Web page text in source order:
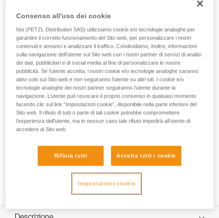
durante il lavoro in quota. Il suo punto di collegamento
ergonomico consente un rapido aggancio e sgancio, per
manovre facilitate.
HOW TO Use our solutions for dropped tool
prevention
Consenso all'uso dei cookie
Noi (PETZL Distribution SAS) utilizziamo cookie e/o tecnologie analoghe per
garantire il corretto funzionamento del Sito web, per personalizzare i nostri
contenuti e annunci e analizzare il traffico. Condividiamo, inoltre, informazioni
sulla navigazione dell’utente sul Sito web con i nostri partner di servizi di analisi
dei dati, pubblicitari e di social media al fine di personalizzare le nostre
pubblicità. Se l’utente accetta, i nostri cookie e/o tecnologie analoghe saranno
attivi solo sul Sito web e non seguiranno l’utente su altri siti. I cookie e/o
tecnologie analoghe dei nostri partner seguiranno l’utente durante la
navigazione. L’utente può revocare il proprio consenso in qualsiasi momento
facendo clic sul link “Impostazioni cookie”, disponibile nella parte inferiore del
Sito web. Il rifiuto di tutti o parte di tali cookie potrebbe compromettere
l’esperienza dell’utente, ma in nessun caso tale rifiuto impedirà all’utente di
accedere al Sito web.
Rifiuta tutti Accetta tutti i cookie
Impostazioni cookie